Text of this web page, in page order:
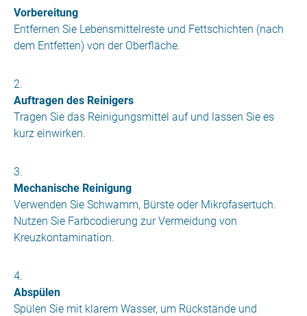
Vorbereitung
Entfernen Sie Lebensmittelreste und Fettschichten (nach
dem Entfetten) von der Oberfläche.
Auftragen des Reinigers
Tragen Sie das Reinigungsmittel auf und lassen Sie es
kurz einwirken.
Mechanische Reinigung
Verwenden Sie Schwamm, Bürste oder Mikrofasertuch.
Nutzen Sie Farbcodierung zur Vermeidung von
Kreuzkontamination.
Abspülen
Spülen Sie mit klarem Wasser, um Rückstände und